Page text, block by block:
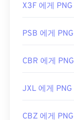
X3F 에게 PNG
PSB 에게 PNG
CBR 에게 PNG
JXL 에게 PNG
CBZ 에게 PNG